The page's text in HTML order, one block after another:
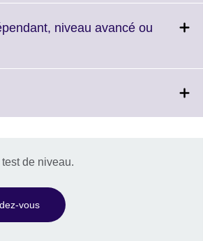
More
niveau avancé ou
de niveau.
vous